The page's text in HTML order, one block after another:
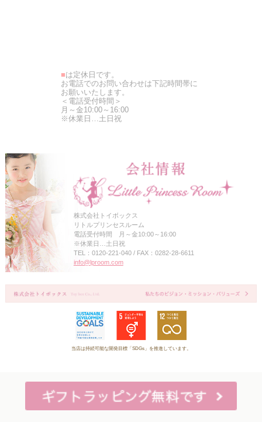
■は定休日です。
お電話でのお問い合わせは下記時間帯に
お願いいたします。
＜電話受付時間＞
月～金10:00～16:00
※休業日…土日祝
株式会社トイボックス
リトルプリンセスルーム
電話受付時間 月～金10:00～16:00
※休業日…土日祝
TEL：0120-221-040 / FAX：0282-28-6611
info@lproom.com
当店は持続可能な開発目標「SDGs」を推進しています。